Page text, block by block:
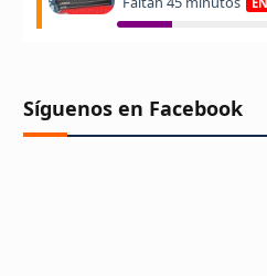
Síguenos en Facebook